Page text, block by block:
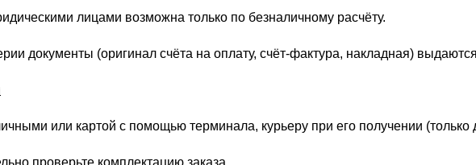
лицами возможна только по безналичному расчёту.
документы (оригинал счёта на оплату, счёт-фактура, накладная)
или картой с помощью терминала, курьеру при его получении (только